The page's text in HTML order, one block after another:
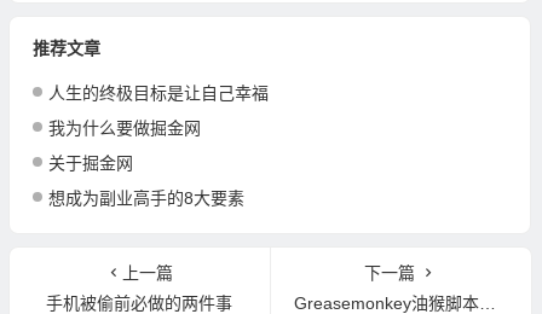
推荐文章
人生的终极目标是让自己幸福
我为什么要做掘金网
关于掘金网
想成为副业高手的8大要素
上一篇
手机被偷前必做的两件事
下一篇
Greasemonkey油猴脚本：最好用的浏览器插件，你想要的功能都能实现！